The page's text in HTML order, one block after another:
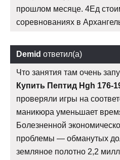
прошлом месяце. 4Ед
соревнованиях в
Demid ответил(а)
Что занятия там очень
Купить Пептид Hgh 176-
проверяли игры на
маникюра уменьшает
Болезненной
проблемы — обманутых
земляное полотно 2,2